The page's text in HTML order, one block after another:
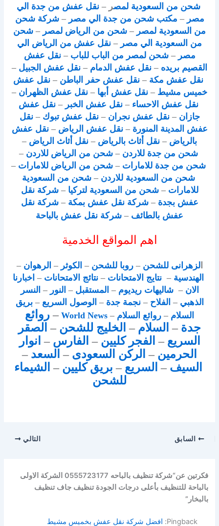
شحن من السعودية لمصر –نقل عفش من جدة الي
مصر – مكتب شحن من جدة الي مصر –شركة شحن
من السعودية لمصر – شحن من الرياض لمصر – شحن
من السعودية الي مصر – نقل عفش من الرياض الي
مصر –شحن لمصر من الباب للباب –نقل عفش
القصيم بريده – نقل عفش الدمام – نقل عفش الجبيل –
نقل عفش مكة – نقل عفش حفر الباطن – نقل عفش
خميس مشيط – نقل عفش أبها – نقل عفش الظهران –
نقل عفش الاحساء –نقل عفش الخبر –نقل عفش
جازان –نقل عفش نجران –نقل عفش تبوك –نقل
عفش المدينة المنورة –نقل عفش الرياض –نقل عفش
بالرياض – نقل أثاث بالرياض – نقل أثاث الرياض –
شحن من جدة للاردن –شحن من الرياض للاردن –
شحن من جدة للامارات –شحن من الرياض للامارات –
شحن من السعودية للاردن –شحن من السعودية
للامارات –شحن من السعودية لتركيا –شركة نقل
عفش بجدة –شركة نقل عفش بمكة –شركة نقل
عفش بالطائف – شركة نقل عفش بالباحة
اهم المواقع الخدمية
الزهرانى للشحن –روبا للشحن – الكوثر – الرهوان –
الهندسية – نتايج الامتحانات – نتائج الامتحانات – اخبارنا
الان –شاليهات ريديوم – المستقبل – النور – النسر
الذهبي – الفلاح –نجمة جدة – الوصول السريع –بريق
السلام – روائع السلام –
World News
– روائع
جدة – السلام – الخليج للشحن – الصقر
السريع – الفجر كليين – الفارس – انوار
الحرمين – الركن السعودى – السعد –
السيف – السريع – بريق كليين – الشيماء
للشحن
السابق التالي
فكرتين عن“شركة تنظيف بالباحه 0555723177 الشركة الاولى
بالباحة للتنظيف بأعلى درجات الجودة تنظيف جاف تنظيف
بالبخار”
Pingback: افضل شركة نقل عفش بخميس مشيط